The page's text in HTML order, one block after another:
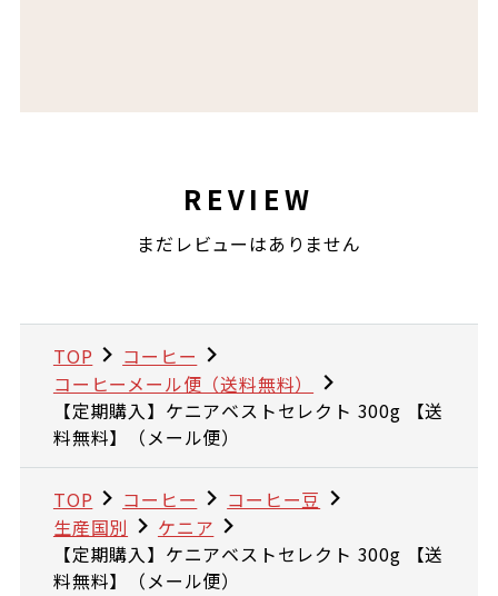
REVIEW
まだレビューはありません
TOP
コーヒー
コーヒーメール便（送料無料）
【定期購入】ケニアベストセレクト 300g 【送
料無料】（メール便）
TOP コーヒー
コーヒー豆
生産国別
ケニア
【定期購入】ケニアベストセレクト 300g 【送
料無料】（メール便）